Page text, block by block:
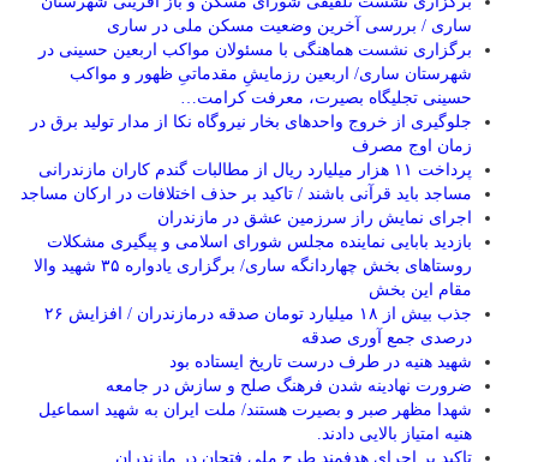
ساری / بررسی آخرین وضعیت مسکن ملی در ساری
برگزاری نشست هماهنگی با مسئولان مواکب اربعین حسینی در
شهرستان ساری/ اربعین رزمایشِ مقدماتیِ ظهور و مواکب
حسینی تجلیگاه بصیرت، معرفت کرامت…
جلوگیری از خروج واحدهای بخار نیروگاه نکا از مدار تولید برق در
زمان اوج مصرف
پرداخت ۱۱ هزار میلیارد ریال از مطالبات گندم کاران مازندرانی
مساجد باید قرآنی باشند / تاکید بر حذف اختلافات در ارکان مساجد
اجرای نمایش راز سرزمین عشق در مازندران
بازدید بابایی نماینده مجلس شورای اسلامی و پیگیری مشکلات
روستاهای بخش چهاردانگه ساری/ برگزاری یادواره ۳۵ شهید والا
مقام این بخش
جذب بیش از ۱۸ میلیارد تومان صدقه درمازندران / افزایش ۲۶
درصدی جمع آوری صدقه
شهید هنیه در طرف درست تاریخ ایستاده بود
ضرورت نهادینه شدن فرهنگ صلح و سازش در جامعه
شهدا مظهر صبر و بصیرت هستند/ ملت ایران به شهید اسماعیل
هنیه امتیاز بالایی دادند.
تاکید بر اجرای هدفمند طرح ملی فتحان در مازندران